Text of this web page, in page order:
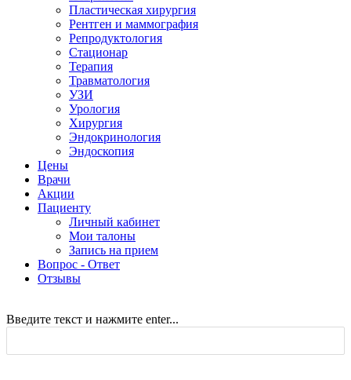
Пластическая хирургия
Рентген и маммография
Репродуктология
Стационар
Терапия
Травматология
УЗИ
Урология
Хирургия
Эндокринология
Эндоскопия
Цены
Врачи
Акции
Пациенту
Личный кабинет
Мои талоны
Запись на прием
Вопрос - Ответ
Отзывы
Введите текст и нажмите enter...